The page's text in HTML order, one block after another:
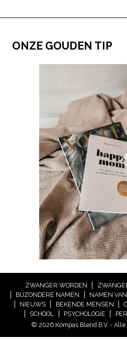
ONZE GOUDEN TIP
ZWANGER WORDEN
BIJZONDERE NAMEN
NAMEN
NIEUWS
BEKENDE MENSEN
SCHOOL
PSYCHOLOGIE
© 2026 Kompas Blend B.V. -